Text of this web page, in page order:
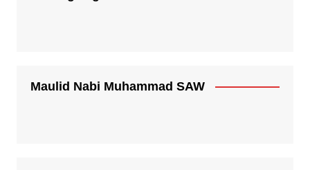
Maulid Nabi Muhammad SAW